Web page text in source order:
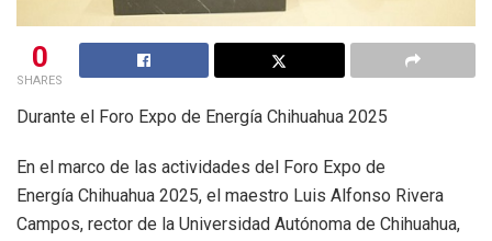
0
SHARES
Durante el Foro Expo de Energía Chihuahua 2025
En el marco de las actividades del Foro Expo de
Energía Chihuahua 2025, el maestro Luis Alfonso Rivera
Campos, rector de la Universidad Autónoma de Chihuahua,